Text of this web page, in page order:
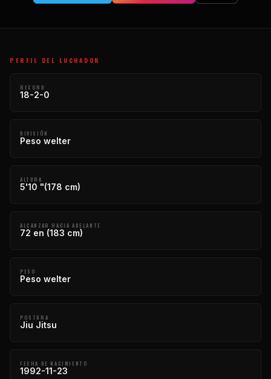
PERFIL DEL LUCHADOR
RECORD
18-2-0
DIVISIÓN
Peso welter
ALTURA
5'10 "(178 cm)
ALCANZAR HACIA ADELANTE
72 en (183 cm)
PESO
Peso welter
POSTURA
Jiu Jitsu
FECHA DE NACIMIENTO
1992-11-23